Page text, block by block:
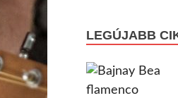
LEGÚJABB